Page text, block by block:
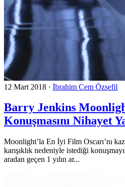
12 Mart 2018 · İbrahim Cem Özsefil
Barry Jenkins
Konuşmasını Nihayet
Moonlight’la En İyi Film Oscarı’nı
karışıklık nedeniyle istediği
aradan geçen 1 yılın ar...